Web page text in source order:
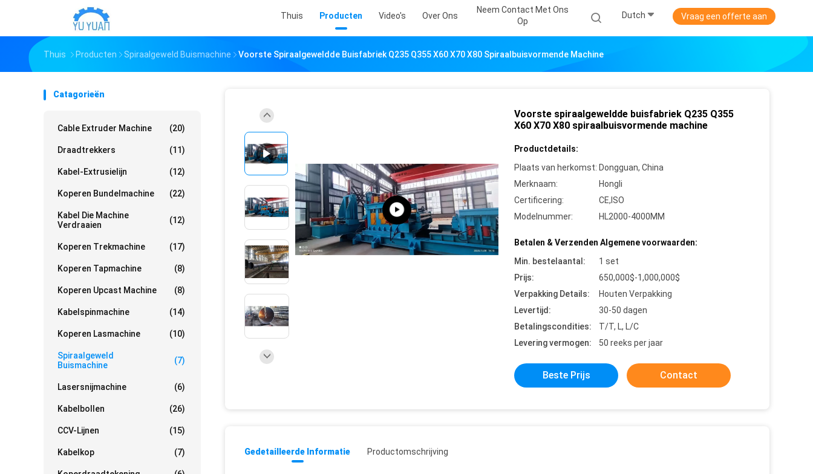
Thuis Producten Video's Over Ons
Neem Contact Met Ons
Op
Dutch Vraag een offerte aan
Thuis Producten Spiraalgeweld Buismachine Voorste Spiraalgeweldde Buisfabriek Q235 Q355 X60 X70 X80 Spiraalbuisvormende Machine
Catagorieën
Cable Extruder Machine (20)
Draadtrekkers (11)
Kabel-Extrusielijn (12)
Koperen Bundelmachine (22)
Kabel Die Machine
Verdraaien
(12)
Koperen Trekmachine (17)
Koperen Tapmachine (8)
Koperen Upcast Machine (8)
Kabelspinmachine (14)
Koperen Lasmachine (10)
Spiraalgeweld
Buismachine
(7)
Lasersnijmachine (6)
Kabelbollen (26)
CCV-Lijnen (15)
Kabelkop (7)
Voorste spiraalgeweldde buisfabriek Q235 Q355
X60 X70 X80 spiraalbuisvormende machine
Productdetails:
Plaats van herkomst: Dongguan, China
Merknaam:
Hongli
Certificering:
CE,ISO
Modelnummer:
HL2000-4000MM
Betalen & Verzenden Algemene voorwaarden:
Min. bestelaantal:
1 set
Prijs:
650,000$-1,000,000$
Verpakking Details:
Houten Verpakking
Levertijd:
30-50 dagen
Betalingscondities:
T/T, L, L/C
Levering vermogen:
50 reeks per jaar
Beste Prijs Contact
Gedetailleerde Informatie Productomschrijving